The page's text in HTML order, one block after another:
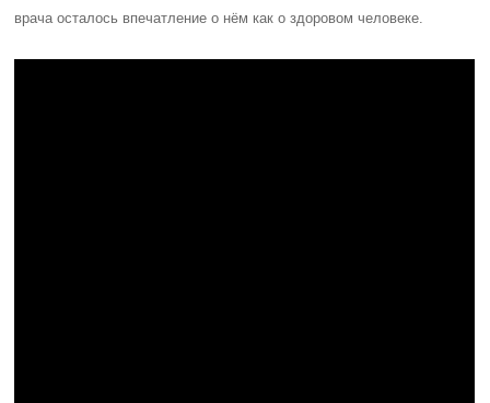
врача осталось впечатление о нём как о здоровом человеке.